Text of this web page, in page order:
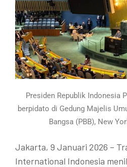
Presiden Republik Indonesia
berpidato di Gedung Majelis
Bangsa (PBB), New
Jakarta, 9 Januari 2026 –
International Indonesia